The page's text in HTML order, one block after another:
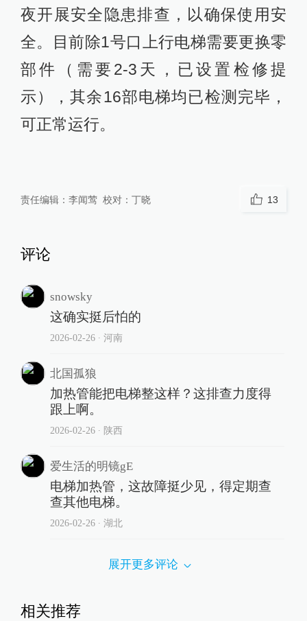
夜开展安全隐患排查，以确保使用安
全。目前除1号口上行电梯需要更换零
部件（需要2-3天，已设置检修提
示），其余16部电梯均已检测完毕，
可正常运行。
责任编辑： 李闻莺 校对： 丁晓 13
评论
snowsky
这确实挺后怕的
2026-02-26∙ 河南
北国孤狼
加热管能把电梯整这样？这排查力度得
跟上啊。
2026-02-26∙ 陕西
爱生活的明镜gE
电梯加热管，这故障挺少见，得定期查
查其他电梯。
2026-02-26∙ 湖北
展开更多评论
相关推荐